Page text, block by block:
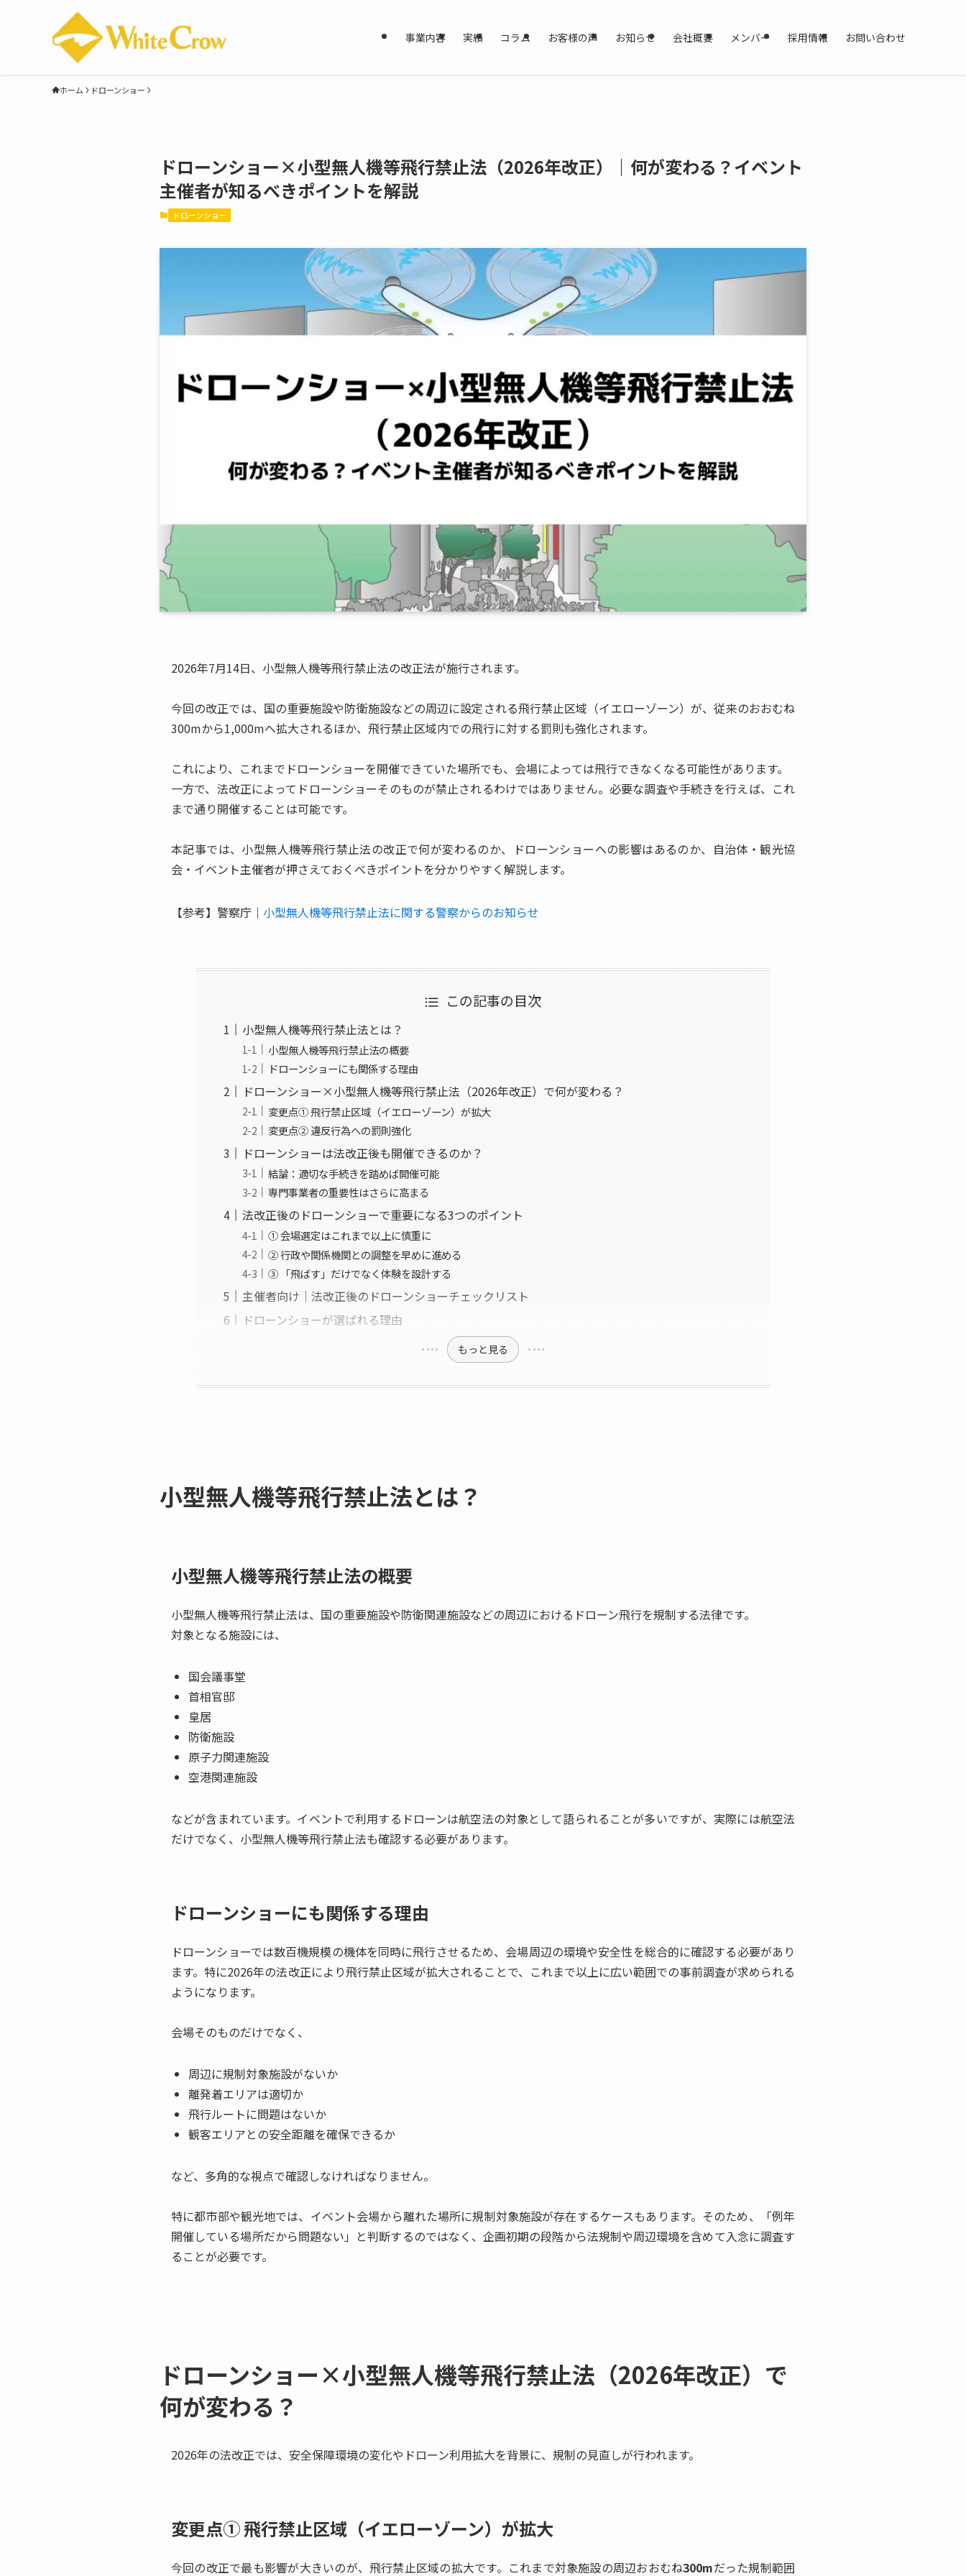
事業内容 実績 コラム お客様の声 お知らせ 会社概要 メンバー 採用情報 お問い合わせ
ホーム ドローンショー
ドローンショー×小型無人機等飛行禁止法（2026年改正）｜何が変わる？イベント
主催者が知るべきポイントを解説
ドローンショー
2026年7月14日、小型無人機等飛行禁止法の改正法が施行されます。
今回の改正では、国の重要施設や防衛施設などの周辺に設定される飛行禁止区域（イエローゾーン）が、従来のおおむね
300mから1,000mへ拡大されるほか、飛行禁止区域内での飛行に対する罰則も強化されます。
これにより、これまでドローンショーを開催できていた場所でも、会場によっては飛行できなくなる可能性があります。
一方で、法改正によってドローンショーそのものが禁止されるわけではありません。必要な調査や手続きを行えば、これ
まで通り開催することは可能です。
本記事では、小型無人機等飛行禁止法の改正で何が変わるのか、ドローンショーへの影響はあるのか、自治体・観光協
会・イベント主催者が押さえておくべきポイントを分かりやすく解説します。
【参考】警察庁｜ 小型無人機等飛行禁止法に関する警察からのお知らせ
この記事の目次
小型無人機等飛行禁止法とは？
小型無人機等飛行禁止法の概要
ドローンショーにも関係する理由
ドローンショー×小型無人機等飛行禁止法（2026年改正）で何が変わる？
変更点① 飛行禁止区域（イエローゾーン）が拡大
変更点② 違反行為への罰則強化
ドローンショーは法改正後も開催できるのか？
結論：適切な手続きを踏めば開催可能
専門事業者の重要性はさらに高まる
法改正後のドローンショーで重要になる3つのポイント
① 会場選定はこれまで以上に慎重に
② 行政や関係機関との調整を早めに進める
③ 「飛ばす」だけでなく体験を設計する
主催者向け｜法改正後のドローンショーチェックリスト
ドローンショーが選ばれる理由
もっと見る
小型無人機等飛行禁止法とは？
小型無人機等飛行禁止法の概要
小型無人機等飛行禁止法は、国の重要施設や防衛関連施設などの周辺におけるドローン飛行を規制する法律です。
対象となる施設には、
国会議事堂
首相官邸
皇居
防衛施設
原子力関連施設
空港関連施設
などが含まれています。イベントで利用するドローンは航空法の対象として語られることが多いですが、実際には航空法
だけでなく、小型無人機等飛行禁止法も確認する必要があります。
ドローンショーにも関係する理由
ドローンショーでは数百機規模の機体を同時に飛行させるため、会場周辺の環境や安全性を総合的に確認する必要があり
ます。特に2026年の法改正により飛行禁止区域が拡大されることで、これまで以上に広い範囲での事前調査が求められる
ようになります。
会場そのものだけでなく、
周辺に規制対象施設がないか
離発着エリアは適切か
飛行ルートに問題はないか
観客エリアとの安全距離を確保できるか
など、多角的な視点で確認しなければなりません。
特に都市部や観光地では、イベント会場から離れた場所に規制対象施設が存在するケースもあります。そのため、「例年
開催している場所だから問題ない」と判断するのではなく、企画初期の段階から法規制や周辺環境を含めて入念に調査す
ることが必要です。
ドローンショー×小型無人機等飛行禁止法（2026年改正）で
何が変わる？
2026年の法改正では、安全保障環境の変化やドローン利用拡大を背景に、規制の見直しが行われます。
変更点① 飛行禁止区域（イエローゾーン）が拡大
今回の改正で最も影響が大きいのが、飛行禁止区域の拡大です。これまで対象施設の周辺おおむね300mだった規制範囲